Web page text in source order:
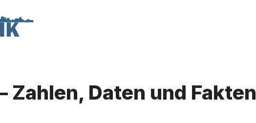
Zahlen, Daten und Fakten